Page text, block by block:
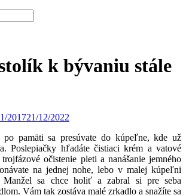
k bývaniu stále
201721/12/2022
pamäti sa presúvate do kúpeľne, kde už
Poslepiačky hľadáte čistiaci krém a vatové
očistenie pleti a nanášanie jemného
na jednej nohe, lebo v malej kúpeľni
sa chce holiť a zabral si pre seba
Vám tak zostáva malé zrkadlo a snažíte sa